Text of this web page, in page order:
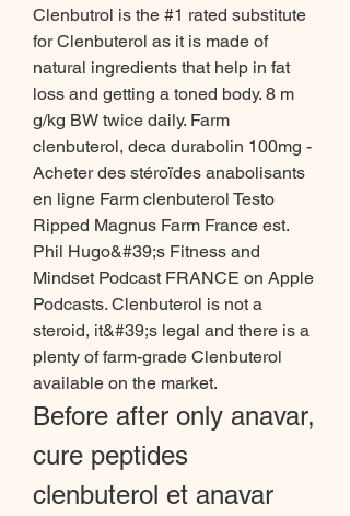
Clenbutrol is the #1 rated substitute
for Clenbuterol as it is made of
natural ingredients that help in fat
loss and getting a toned body. 8 m
g/kg BW twice daily. Farm
clenbuterol, deca durabolin 100mg -
Acheter des stéroïdes anabolisants
en ligne Farm clenbuterol Testo
Ripped Magnus Farm France est.
Phil Hugo&#39;s Fitness and
Mindset Podcast FRANCE on Apple
Podcasts. Clenbuterol is not a
steroid, it&#39;s legal and there is a
plenty of farm-grade Clenbuterol
available on the market.
Before after only anavar,
cure peptides
clenbuterol et anavar